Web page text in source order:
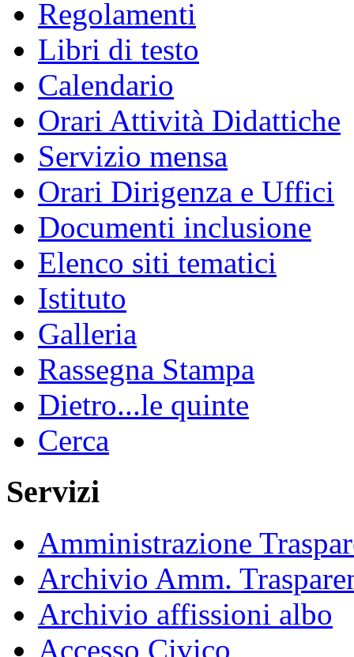
Regolamenti
Libri di testo
Calendario
Orari Attività Didattiche
Servizio mensa
Orari Dirigenza e Uffici
Documenti inclusione
Elenco siti tematici
Istituto
Galleria
Rassegna Stampa
Dietro...le quinte
Cerca
Servizi
Amministrazione
Archivio Amm.
Archivio affissioni albo
Accesso Civico